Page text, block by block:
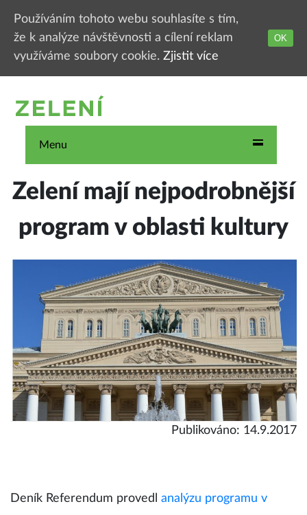
Menu
Zelení mají nejpodrobnější
program v oblasti kultury
Publikováno: 14.9.2017
Deník Referendum provedl analýzu programu v
Používáním tohoto webu souhlasíte s tím,
že k analýze návštěvnosti a cílení reklam
využíváme soubory cookie. Zjistit více
OK